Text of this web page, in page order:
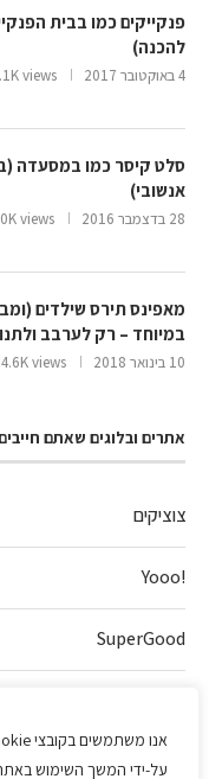
על-ידי המשך השימוש
פנקייקים כמו בבית
להכנה)
4 באוקטובר 2017 views
סלט קיסר כמו במסעדה
אנשובי)
28 בדצמבר 2016 views
מאפינס תירס שילדים
במיוחד – רק לערבב
10 בינואר 2018 views
אתרים ובלוגים שאתם
צוציקים
!Yooo
SuperGood